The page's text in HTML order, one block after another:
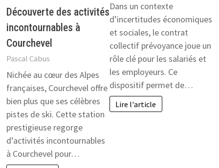
Découverte des activités
incontournables à
Courchevel
Pascal Cabus
Nichée au cœur des Alpes
françaises, Courchevel offre
bien plus que ses célèbres
pistes de ski. Cette station
prestigieuse regorge
d’activités incontournables
à Courchevel pour…
Dans un contexte
d’incertitudes économiques
et sociales, le contrat
collectif prévoyance joue un
rôle clé pour les salariés et
les employeurs. Ce
dispositif permet de…
Lire l'article